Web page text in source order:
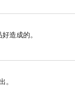
造成的。
。